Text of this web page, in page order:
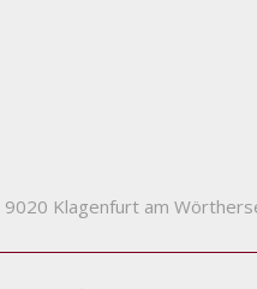
9020 Klagenfurt am